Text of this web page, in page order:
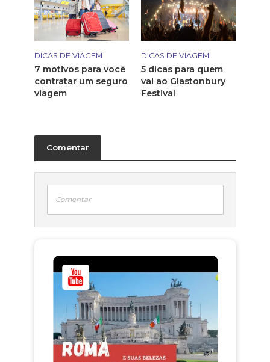
DICAS DE VIAGEM
7 motivos para você
contratar um seguro
viagem
DICAS DE VIAGEM
5 dicas para quem
vai ao Glastonbury
Festival
Comentar
Comentar